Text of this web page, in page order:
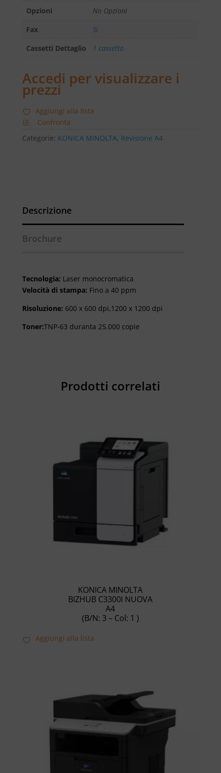
Opzioni
No Opzioni
Fax
Si
Cassetti Dettaglio
1 cassetto
Accedi per visualizzare i
prezzi
Aggiungi alla lista
Confronta
Categorie: KONICA MINOLTA, Revisione A4
Descrizione
Brochure
Tecnologia: Laser monocromatica
Velocità di stampa: Fino a 40 ppm
Risoluzione: 600 x 600 dpi,1200 x 1200 dpi
Toner:TNP-63 duranta 25.000 copie
Prodotti correlati
KONICA MINOLTA
BIZHUB C3300I NUOVA
A4
(B/N: 3 – Col: 1 )
Aggiungi alla lista